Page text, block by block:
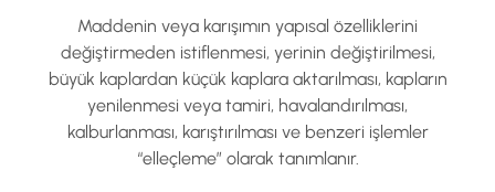
Maddenin veya karışımın yapısal özelliklerini
değiştirmeden istiflenmesi, yerinin değiştirilmesi,
büyük kaplardan küçük kaplara aktarılması, kapların
yenilenmesi veya tamiri, havalandırılması,
kalburlanması, karıştırılması ve benzeri işlemler
“elleçleme” olarak tanımlanır.